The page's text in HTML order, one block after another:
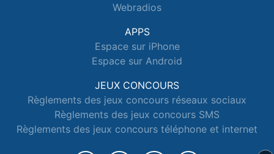
Webradios
APPS
Espace sur iPhone
Espace sur Android
JEUX CONCOURS
Règlements des jeux concours réseaux sociaux
Règlements des jeux concours SMS
Règlements des jeux concours téléphone et internet